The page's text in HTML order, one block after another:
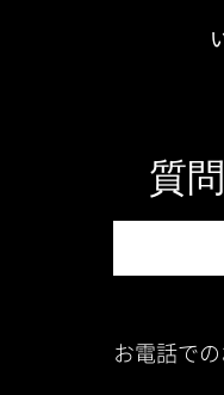
質
お電話で